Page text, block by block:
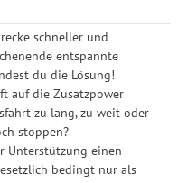
schneller und
entspannte
du die Lösung!
auf die Zusatzpower
zu lang, zu weit oder
stoppen?
Unterstützung einen
bedingt nur als